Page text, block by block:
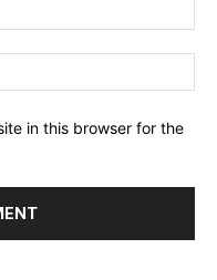
in this browser for the